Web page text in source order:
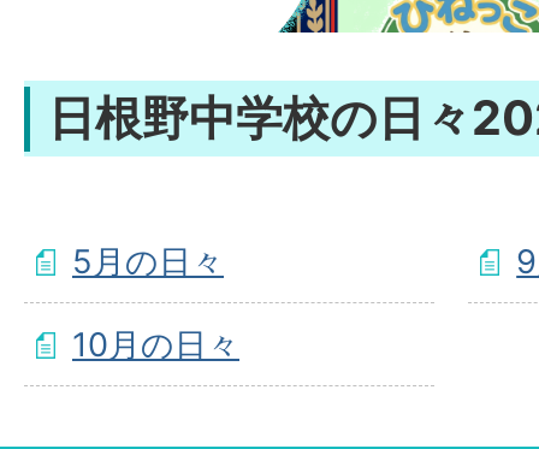
日根野中学校の日々
5月の日々
10月の日々